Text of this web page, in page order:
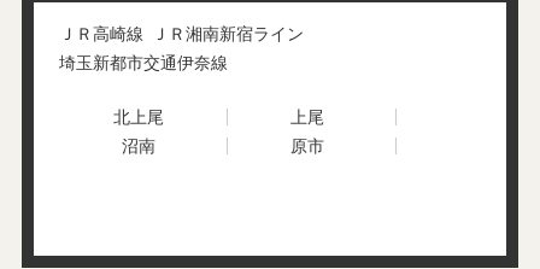
須ケ谷
菅谷
堤崎
中新井
仲町
中妻
中分
ＪＲ高崎線
ＪＲ湘南新宿ライン
埼玉新都市交通伊奈線
北上尾
上尾
沼南
原市